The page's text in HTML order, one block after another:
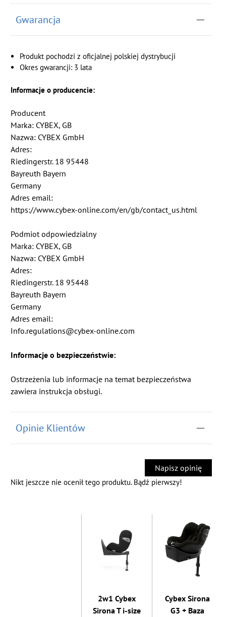
Gwarancja
Produkt pochodzi z oficjalnej polskiej dystrybucji
Okres gwarancji: 3 lata
Informacje o producencie:
Producent
Marka: CYBEX, GB
Nazwa: CYBEX GmbH
Adres:
Riedingerstr. 18 95448
Bayreuth Bayern
Germany
Adres email:
https://www.cybex-online.com/en/gb/contact_us.html
Podmiot odpowiedzialny
Marka: CYBEX, GB
Nazwa: CYBEX GmbH
Adres:
Riedingerstr. 18 95448
Bayreuth Bayern
Germany
Adres email:
Info.regulations@cybex-online.com
Informacje o bezpieczeństwie:
Ostrzeżenia lub informacje na temat bezpieczeństwa
zawiera instrukcja obsługi.
Opinie Klientów
Napisz opinię
Nikt jeszcze nie ocenił tego produktu. Bądź pierwszy!
2w1 Cybex
Sirona T i-size
Cybex Sirona
G3 + Baza